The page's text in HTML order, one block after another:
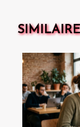
SIMILAIRE